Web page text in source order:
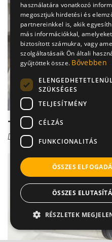
Tévhitek a kullancs
Dr. Vészi Zsuzsa
használatára vonatkozó
megosztjuk hirdetési és
partnereinkkel is, akik
más információkkal,
biztosított számukra, vagy
szolgáltatásaik Ön általi
gyűjtöttek össze. Bővebben
SZÜKSÉGES
TELJESÍTMÉNY
CÉLZÁS
FUNKCIONALITÁS
ÖSSZES
ÖSSZES
RÉSZLETEK